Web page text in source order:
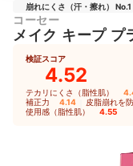
崩れにくさ（汗・擦れ） No.1
コーセー
メイク キープ プ
検証スコア
4.52
テカリにくさ（脂性肌）
補正力 4.14 皮脂崩れを
使用感（脂性肌） 4.55